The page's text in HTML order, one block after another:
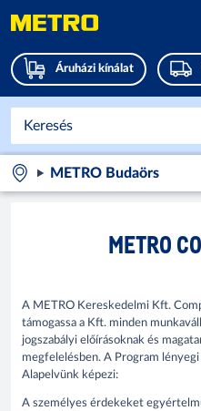
Áruházi kínálat
METRO Budaörs
METRO
A METRO Kereskedelmi Kft.
támogassa a Kft. minden
jogszabályi előírásoknak és
megfelelésben. A Program
Alapelvünk képezi:
A személyes érdekeket